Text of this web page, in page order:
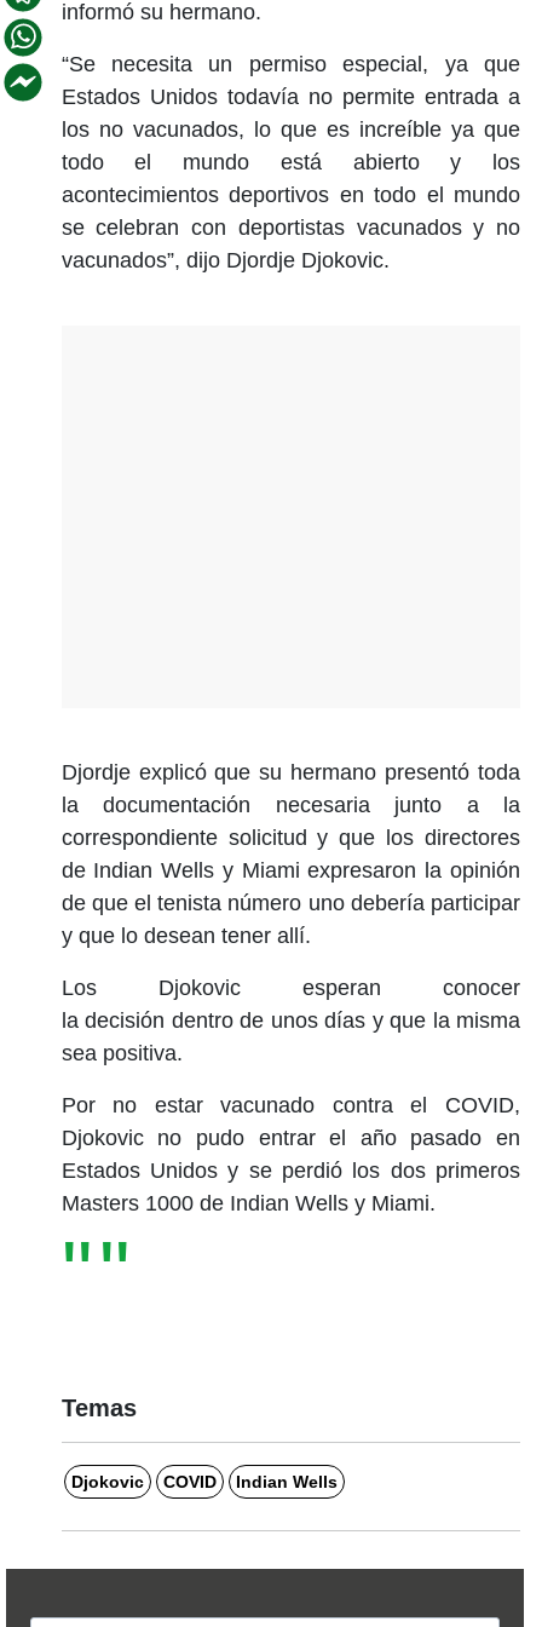
informó su hermano.
“Se necesita un permiso especial, ya que
Estados Unidos todavía no permite entrada a
los no vacunados, lo que es increíble ya que
todo el mundo está abierto y los
acontecimientos deportivos en todo el mundo
se celebran con deportistas vacunados y no
vacunados”, dijo Djordje Djokovic.
Djordje explicó que su hermano presentó toda
la documentación necesaria junto a la
correspondiente solicitud y que los directores
de Indian Wells y Miami expresaron la opinión
de que el tenista número uno debería participar
y que lo desean tener allí.
Los Djokovic esperan conocer
la decisión dentro de unos días y que la misma
sea positiva.
Por no estar vacunado contra el COVID,
Djokovic no pudo entrar el año pasado en
Estados Unidos y se perdió los dos primeros
Masters 1000 de Indian Wells y Miami.
Temas
Djokovic COVID Indian Wells